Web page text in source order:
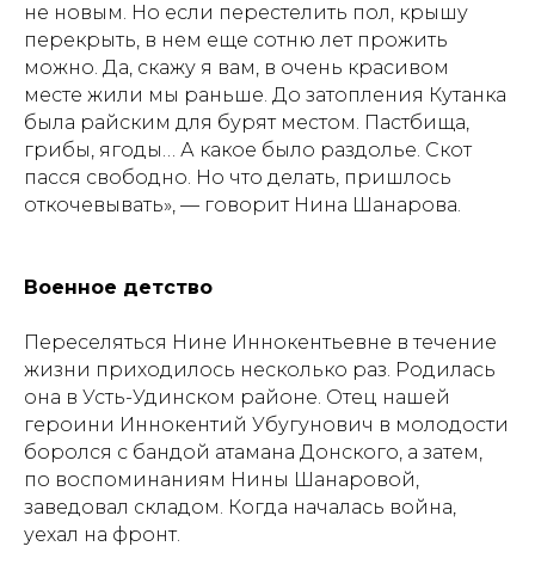
не новым. Но если перестелить пол, крышу
перекрыть, в нем еще сотню лет прожить
можно. Да, скажу я вам, в очень красивом
месте жили мы раньше. До затопления Кутанка
была райским для бурят местом. Пастбища,
грибы, ягоды… А какое было раздолье. Скот
пасся свободно. Но что делать, пришлось
откочевывать», — говорит Нина Шанарова.
Военное детство
Переселяться Нине Иннокентьевне в течение
жизни приходилось несколько раз. Родилась
она в Усть-Удинском районе. Отец нашей
героини Иннокентий Убугунович в молодости
боролся с бандой атамана Донского, а затем,
по воспоминаниям Нины Шанаровой,
заведовал складом. Когда началась война,
уехал на фронт.